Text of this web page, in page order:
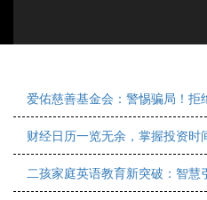
爱佑慈善基金会：警惕骗局！拒
财经日历一览无余，掌握投资时
二孩家庭英语教育新突破：智